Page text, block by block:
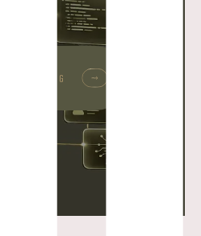
BLOG